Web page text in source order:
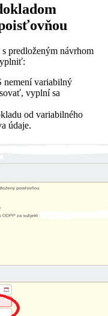
predloženým návrhom
nemení variabilný
vyplní sa
od variabilného
údaje.